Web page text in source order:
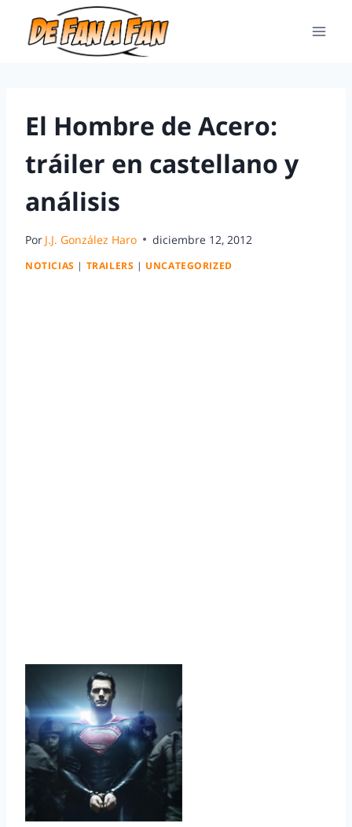
El Hombre de Acero:
tráiler en castellano y
análisis
Por J.J. González Haro diciembre 12, 2012
NOTICIAS | TRAILERS | UNCATEGORIZED